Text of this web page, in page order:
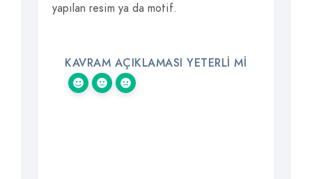
yapılan resim ya da motif.
KAVRAM AÇIKLAMASI YETERLI MI